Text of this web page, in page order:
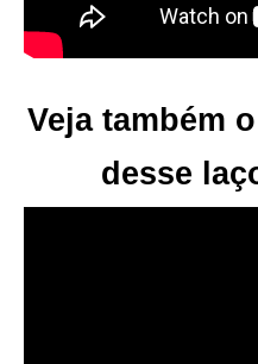
Veja também
desse